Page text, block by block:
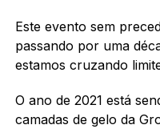
Este evento sem
passando por uma
estamos cruzando
O ano de 2021 está
camadas de gelo da